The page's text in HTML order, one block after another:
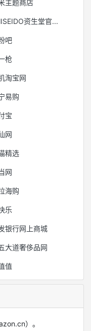
主题商店
资生堂官...
吧
枪
淘宝网
易购
宝
网
精选
网
海购
乐
银行网上商城
大道奢侈品网
值
）。